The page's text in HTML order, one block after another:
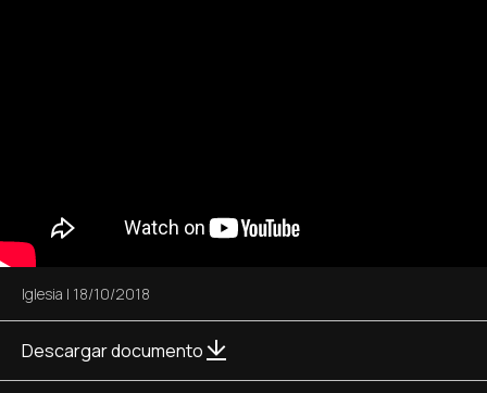
Iglesia | 18/10/2018
Descargar documento